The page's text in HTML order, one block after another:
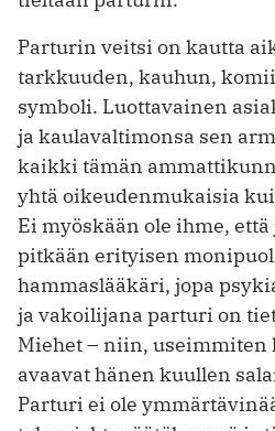
Parturin veitsi on kautta
tarkkuuden, kauhun,
symboli. Luottavainen
ja kaula­valtimonsa sen
kaikki tämän
yhtä oikeudenmukaisia
Ei myöskään ole ihme,
pitkään erityisen
hammaslääkäri, jopa
ja vakoilijana parturi on
Miehet – niin, useimmiten
avaavat hänen kuullen
Parturi ei ole